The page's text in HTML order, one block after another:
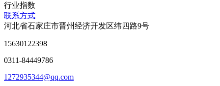
行业指数
联系方式
河北省石家庄市晋州经济开发区纬四路9号
15630122398
0311-84449786
1272935344@qq.com